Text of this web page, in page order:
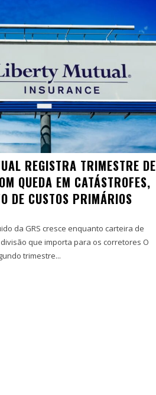
REGISTRA TRIMESTRE DE
QUEDA EM CATÁSTROFES,
DE CUSTOS PRIMÁRIOS
da GRS cresce enquanto carteira de
que importa para os corretores O
trimestre...